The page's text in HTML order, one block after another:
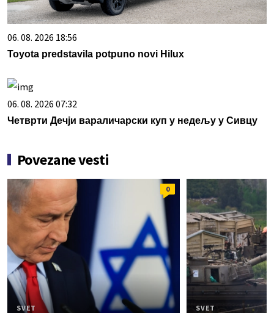
06. 08. 2026 18:56
Toyota predstavila potpuno novi Hilux
06. 08. 2026 07:32
Четврти Дечји вараличарски куп у недељу у Сивцу
Povezane vesti
0
SVET SVET